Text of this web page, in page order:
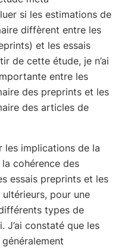
si les estimations de
diffèrent entre les
et les essais
de cette étude, je n’ai
entre les
des preprints et les
des articles de
les implications de la
la cohérence des
essais preprints et les
ultérieurs, pour une
types de
J’ai constaté que les